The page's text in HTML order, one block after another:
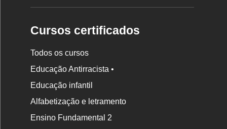
Cursos certificados
Todos os cursos
Educação Antirracista •
Educação infantil
Alfabetização e letramento
Ensino Fundamental 2